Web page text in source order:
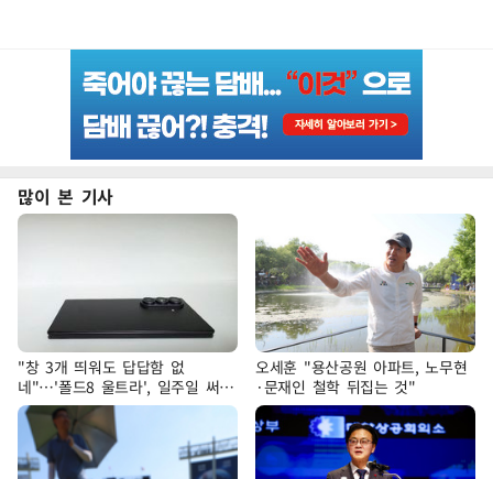
많이 본 기사
"창 3개 띄워도 답답함 없
네"…'폴드8 울트라', 일주일 써보
니
오세훈 "용산공원 아파트, 노무현
·문재인 철학 뒤집는 것"